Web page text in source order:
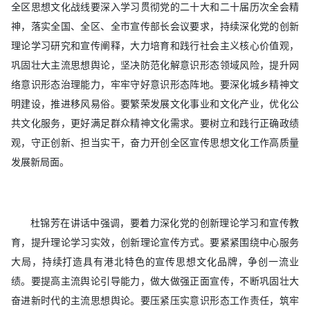
全区思想文化战线要深入学习贯彻党的二十大和二十届历次全会精
神，落实全国、全区、全市宣传部长会议要求，持续深化党的创新
理论学习研究和宣传阐释，大力培育和践行社会主义核心价值观，
巩固壮大主流思想舆论，坚决防范化解意识形态领域风险，提升网
络意识形态治理能力，牢牢守好意识形态阵地。要深化城乡精神文
明建设，推进移风易俗。要繁荣发展文化事业和文化产业，优化公
共文化服务，更好满足群众精神文化需求。要树立和践行正确政绩
观，守正创新、担当实干，奋力开创全区宣传思想文化工作高质量
发展新局面。
杜锦芳在讲话中强调，要着力深化党的创新理论学习和宣传教
育，提升理论学习实效，创新理论宣传方式。要紧紧围绕中心服务
大局，持续打造具有港北特色的宣传思想文化品牌，争创一流业
绩。要提高主流舆论引导能力，做大做强正面宣传，不断巩固壮大
奋进新时代的主流思想舆论。要压紧压实意识形态工作责任，筑牢